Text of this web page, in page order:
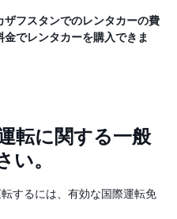
フスタンでのレンタカーの費
でレンタカーを購入できま
転に関する一般
。
するには、有効な国際運転免